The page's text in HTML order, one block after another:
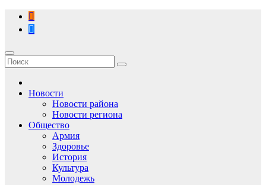
Перейти
содержимому
Новости
Новости района
Новости региона
Общество
Армия
Здоровье
История
Культура
Молодежь